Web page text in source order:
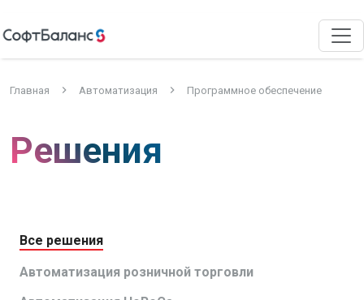
Главная Автоматизация Программное обеспечение
Решения
Все решения
Автоматизация розничной торговли